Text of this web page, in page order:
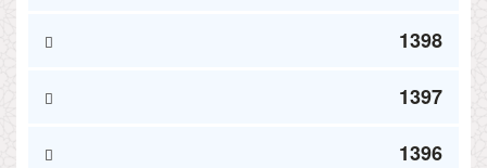
1398
1397
1396